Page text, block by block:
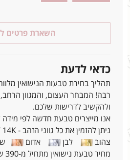
השארת פרטים
כדאי לדעת
תהליך בחירת טבעות הנישואין
רבה! המבחר העצום, והמגוון הרחב,
ולהקשיב לדרישות שלכם.
אנו מייצרים טבעת חדשה לפי מידה
ניתן להזמין את כל גווני הזהב - 18K / 14K :
צהוב
לבן אדום